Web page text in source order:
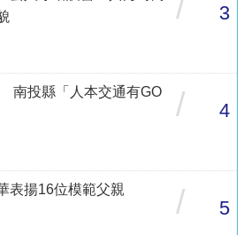
3
南投縣「人本交通有GO
/ 4
揚16位模範父親
/ 5